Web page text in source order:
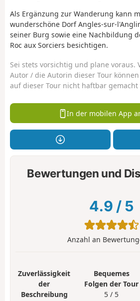
Als Ergänzung zur Wanderung kann
wunderschöne Dorf Angles-sur-
seiner Burg sowie eine Nachbildung
Roc aux Sorciers besichtigen.
Sei stets vorsichtig und plane voraus.
Autor / die Autorin dieser Tour
auf dieser Tour nicht haftbar gemacht
In der mobilen App
Bewertungen und
4.9 / 5
Anzahl an
Zuverlässigkeit
der
Beschreibung
Bequemes
Folgen der Tour
5 / 5